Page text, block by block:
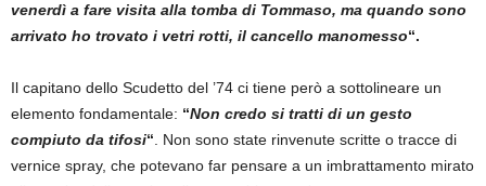
venerdì a fare visita alla tomba di Tommaso, ma quando sono
arrivato ho trovato i vetri rotti, il cancello manomesso“.
Il capitano dello Scudetto del ’74 ci tiene però a sottolineare un
elemento fondamentale: “Non credo si tratti di un gesto
compiuto da tifosi“ . Non sono state rinvenute scritte o tracce di
vernice spray, che potevano far pensare a un imbrattamento mirato